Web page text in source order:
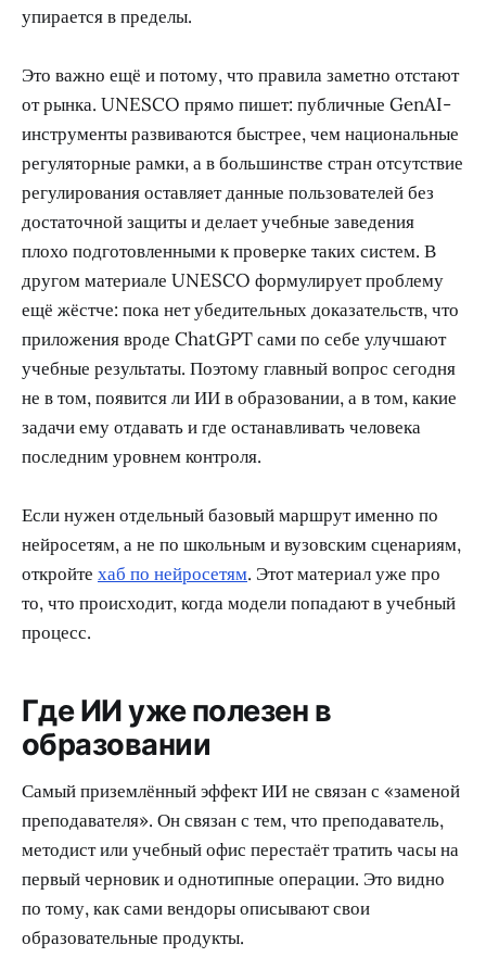
упирается в пределы.
Это важно ещё и потому, что правила заметно отстают
от рынка. UNESCO прямо пишет: публичные GenAI-
инструменты развиваются быстрее, чем национальные
регуляторные рамки, а в большинстве стран отсутствие
регулирования оставляет данные пользователей без
достаточной защиты и делает учебные заведения
плохо подготовленными к проверке таких систем. В
другом материале UNESCO формулирует проблему
ещё жёстче: пока нет убедительных доказательств, что
приложения вроде ChatGPT сами по себе улучшают
учебные результаты. Поэтому главный вопрос сегодня
не в том, появится ли ИИ в образовании, а в том, какие
задачи ему отдавать и где останавливать человека
последним уровнем контроля.
Если нужен отдельный базовый маршрут именно по
нейросетям, а не по школьным и вузовским сценариям,
откройте хаб по нейросетям. Этот материал уже про
то, что происходит, когда модели попадают в учебный
процесс.
Где ИИ уже полезен в
образовании
Самый приземлённый эффект ИИ не связан с «заменой
преподавателя». Он связан с тем, что преподаватель,
методист или учебный офис перестаёт тратить часы на
первый черновик и однотипные операции. Это видно
по тому, как сами вендоры описывают свои
образовательные продукты.